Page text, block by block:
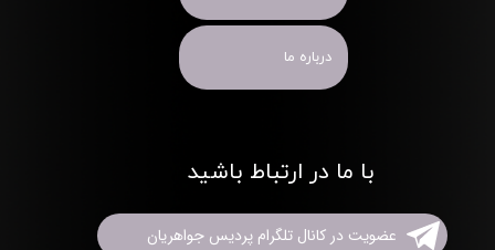
درباره ما
با ما در ارتباط باشید
عضویت در کانال تلگرام پردیس جواهریان